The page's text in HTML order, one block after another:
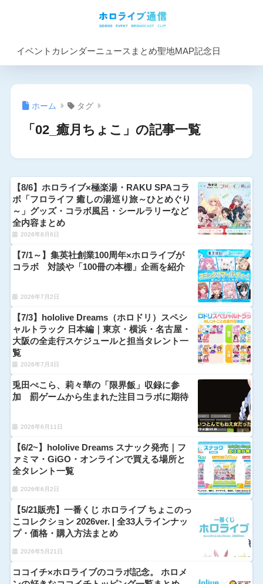
イベントカレンダーニュースまとめ聖地MAP記念日
ホーム タグ
「02_癒月ちょこ」の記事一覧
2026年8月6日
【8/6】ホロライブ×極楽湯・RAKU SPAコラ
ボ「フロライフ 癒しの湯巡り旅～ひとめぐり
～」グッズ・コラボ風呂・シールラリーなど
全内容まとめ
2026年7月2日
【7/1～】集英社創業100周年×ホロライブが
コラボ 対談や「100冊の本棚」企画を紹介
2026年7月3日
【7/3】hololive Dreams（ホロドリ）スペシ
ャルトラック 日本編｜東京・横浜・名古屋・
大阪の全走行スケジュールと担当タレント一
覧
2026年6月11日
兎田ぺこら、莉々華の「限界飯」収録に参
加 罰ゲームから生まれた注目コラボに期待
2026年6月2日
【6/2~】hololive Dreams スナック発売｜フ
ァミマ・GiGO・オンラインで買える場所と
全タレント一覧
2026年5月21日
【5/21販売】一番くじ ホロライブ ちょこのっ
こコレクション 2026ver. | 全33人ラインナッ
プ・価格・購入方法まとめ
ココイチ×ホロライブのコラボ記念。 ホロメ